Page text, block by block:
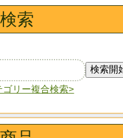
索
ゴリー複合検索>